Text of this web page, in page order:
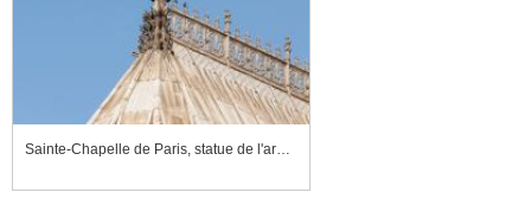
Sainte-Chapelle de Paris, statue de l'archange saint Michel